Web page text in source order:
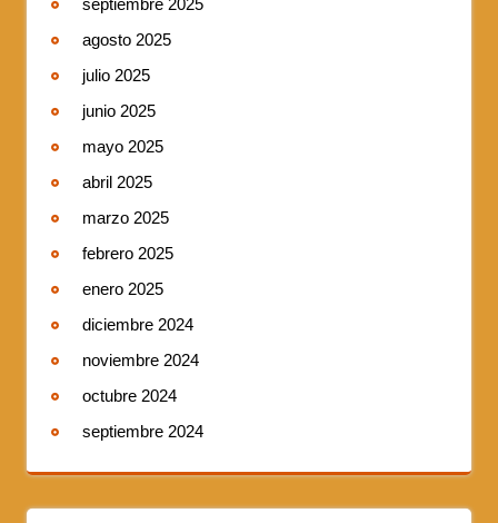
septiembre 2025
agosto 2025
julio 2025
junio 2025
mayo 2025
abril 2025
marzo 2025
febrero 2025
enero 2025
diciembre 2024
noviembre 2024
octubre 2024
septiembre 2024